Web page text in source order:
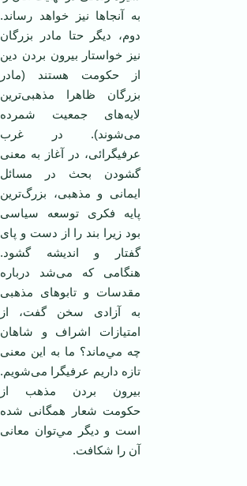
به آنجاها نيز خواهد رساند.
دوم، ديگر حتا مادر بزرگان
نيز خواستار بيرون بردن دين
از حكومت هستند (مادر
بزرگان ظاهرا مذهبی‌ترين
لايه‌های جمعيت شمرده
می‌شوند). در غرب
عرفيگرائی، در آغاز به معنی
گشودن بحث در مسائل
ايمانی و مذهبی، بزرگ‌ترين
پايه فكری توسعه سياسی
بود زيرا بند را از دست و پای
گفتار و انديشه گشود.
هنگامی‌ كه می‌شد درباره
مقدسات و تابوهای مذهبی
به آزادی سخن گفت، از
امتيازات اشراف و شاهان
چه مي‌ماند؟ ما به اين معنی
تازه داريم عرفيگرا می‌شويم.
بيرون بردن مذهب از
حكومت شعار همگانی شده
است و ديگر مي‌توان معانی
آن را شكافت.